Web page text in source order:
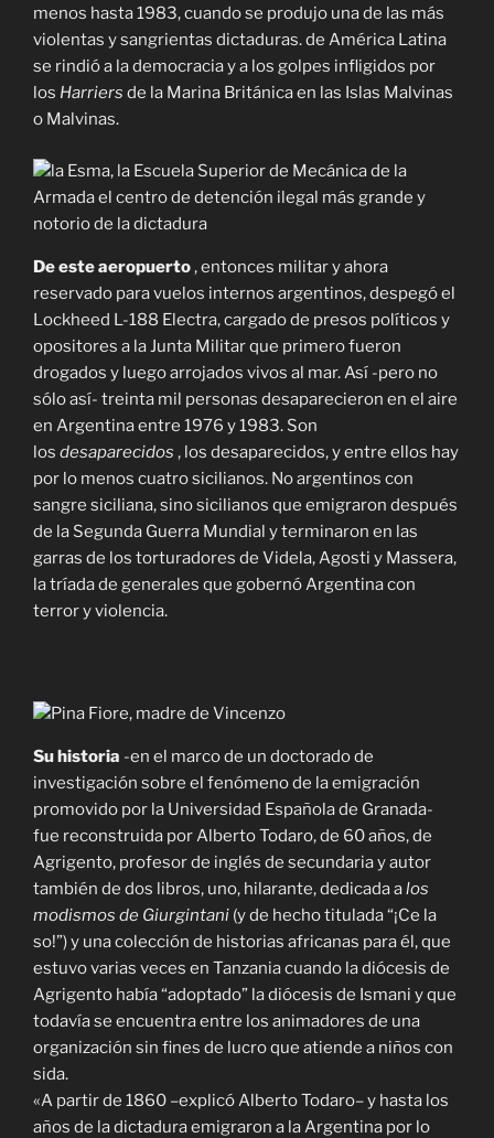
menos hasta 1983, cuando se produjo una de las más
violentas y sangrientas dictaduras. de América Latina
se rindió a la democracia y a los golpes infligidos por
los Harriers de la Marina Británica en las Islas Malvinas
o Malvinas.
la Esma, la Escuela Superior de Mecánica de la
Armada el centro de detención ilegal más grande y
notorio de la dictadura
De este aeropuerto, entonces militar y ahora
reservado para vuelos internos argentinos, despegó el
Lockheed L-188 Electra, cargado de presos políticos y
opositores a la Junta Militar que primero fueron
drogados y luego arrojados vivos al mar. Así -pero no
sólo así- treinta mil personas desaparecieron en el aire
en Argentina entre 1976 y 1983. Son
los desaparecidos , los desaparecidos, y entre ellos hay
por lo menos cuatro sicilianos. No argentinos con
sangre siciliana, sino sicilianos que emigraron después
de la Segunda Guerra Mundial y terminaron en las
garras de los torturadores de Videla, Agosti y Massera,
la tríada de generales que gobernó Argentina con
terror y violencia.
Pina Fiore, madre de Vincenzo
Su historia -en el marco de un doctorado de
investigación sobre el fenómeno de la emigración
promovido por la Universidad Española de Granada-
fue reconstruida por Alberto Todaro, de 60 años, de
Agrigento, profesor de inglés de secundaria y autor
también de dos libros, uno, hilarante, dedicada alos
modismos de Giurgintani (y de hecho titulada “¡Ce la
so!”) y una colección de historias africanas para él, que
estuvo varias veces en Tanzania cuando la diócesis de
Agrigento había “adoptado” la diócesis de Ismani y que
todavía se encuentra entre los animadores de una
organización sin fines de lucro que atiende a niños con
sida.
«A partir de 1860 –explicó Alberto Todaro– y hasta los
años de la dictadura emigraron a la Argentina por lo